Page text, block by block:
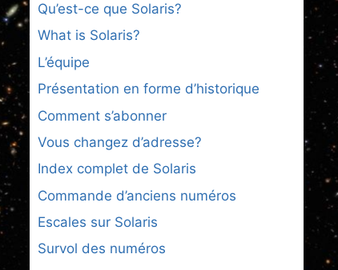
Qu’est-ce que Solaris?
What is Solaris?
L’équipe
Présentation en forme d’historique
Comment s’abonner
Vous changez d’adresse?
Index complet de Solaris
Commande d’anciens numéros
Escales sur Solaris
Survol des numéros